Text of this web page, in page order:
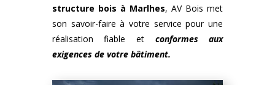
structure bois à Marlhes, AV Bois met
son savoir-faire à votre service pour une
réalisation fiable et conformes aux
exigences de votre bâtiment.